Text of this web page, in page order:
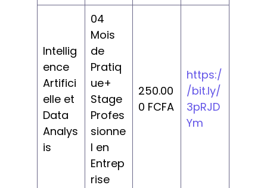
Intellig
ence
Artifici
elle et
Data
Analys
is
04
Mois
de
Pratiq
ue+
Stage
Profes
sionne
l en
Entrep
rise
250.00
0 FCFA
https:/
/bit.ly/
3pRJD
Ym